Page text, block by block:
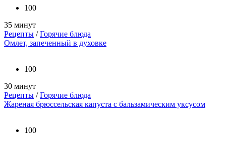
100
35 минут
Рецепты /Горячие блюда
Омлет, запеченный в духовке
100
30 минут
Рецепты /Горячие блюда
Жареная брюссельская капуста с бальзамическим уксусом
100